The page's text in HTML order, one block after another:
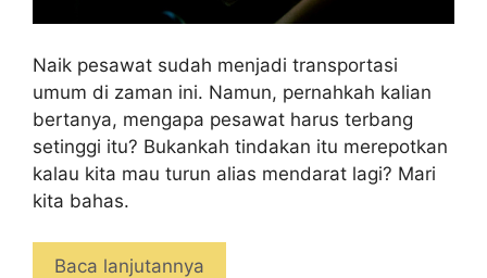
Naik pesawat sudah menjadi transportasi
umum di zaman ini. Namun, pernahkah kalian
bertanya, mengapa pesawat harus terbang
setinggi itu? Bukankah tindakan itu merepotkan
kalau kita mau turun alias mendarat lagi? Mari
kita bahas.
Baca lanjutannya